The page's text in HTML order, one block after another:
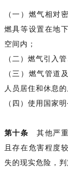
（一）燃气相对
燃具等设置在地
空间内；
（二）燃气引入
（三）燃气管道
人员居住和休息的
（四）使用国家
第十条 其他严重
且存在危害程度
失的现实危险，判